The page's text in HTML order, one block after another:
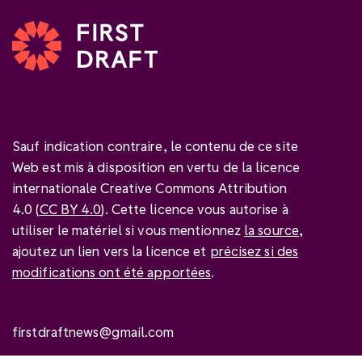
Sauf indication contraire, le contenu de ce site
Web est mis à disposition en vertu de la licence
internationale Creative Commons Attribution
4.0 (CC BY 4.0). Cette licence vous autorise à
utiliser le matériel si vous mentionnez la source,
ajoutez un lien vers la licence et précisez si des
modifications ont été apportées.
firstdraftnews@gmail.com